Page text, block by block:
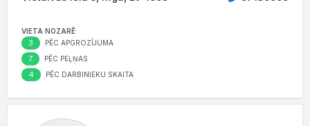
VIETA NOZARĒ
3 PĒC APGROZĪJUMA
7 PĒC PEĻŅAS
4 PĒC DARBINIEKU SKAITA